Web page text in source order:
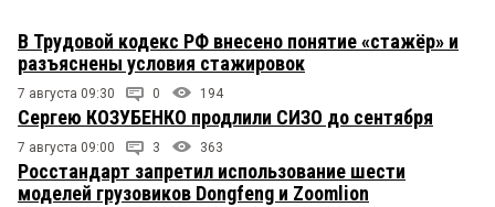
В Трудовой кодекс РФ внесено понятие «стажёр» и
разъяснены условия стажировок
7 августа 09:30 0 194
Сергею КОЗУБЕНКО продлили СИЗО до сентября
7 августа 09:00 3 363
Росстандарт запретил использование шести
моделей грузовиков Dongfeng и Zoomlion